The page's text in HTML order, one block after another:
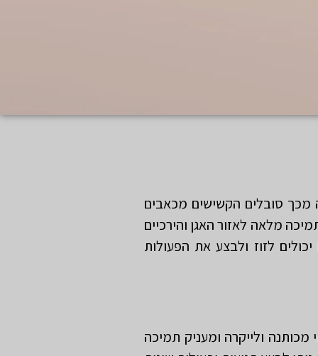
מכך סובלים הקשישים מכאבים
מלאה לאזור האגן והירכיים
לזוז ולבצע את הפעולות
מכותנה ולייקרה ומעניק תמיכה